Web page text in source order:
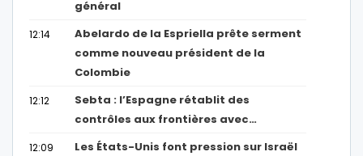
général
12:14
Abelardo de la Espriella prête serment
comme nouveau président de la
Colombie
12:12
Sebta : l’Espagne rétablit des
contrôles aux frontières avec…
12:09
Les États-Unis font pression sur Israël